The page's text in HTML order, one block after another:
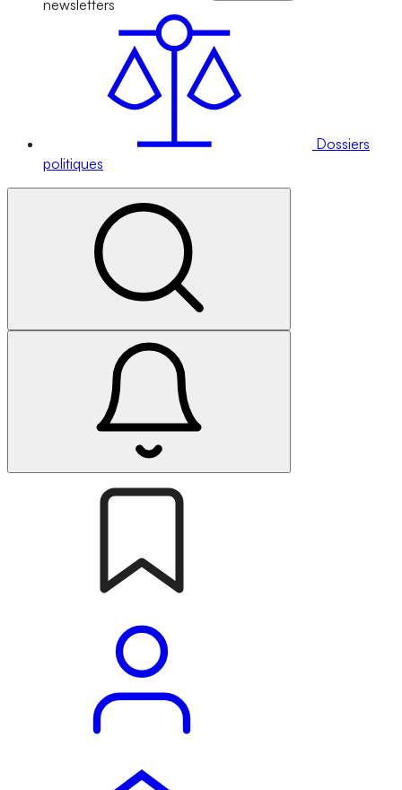
newsletters
Dossiers
politiques